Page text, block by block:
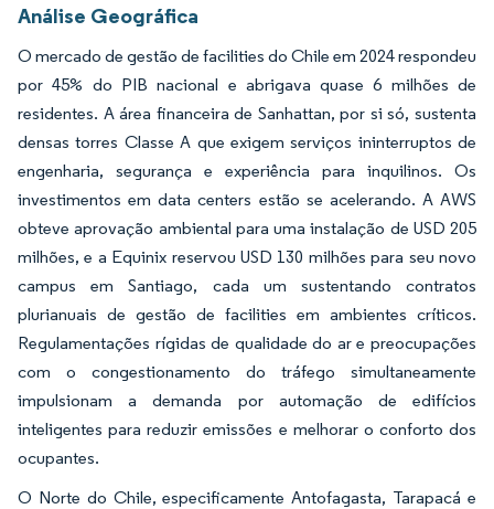
Análise Geográfica
O mercado de gestão de facilities do Chile em 2024 respondeu
por 45% do PIB nacional e abrigava quase 6 milhões de
residentes. A área financeira de Sanhattan, por si só, sustenta
densas torres Classe A que exigem serviços ininterruptos de
engenharia, segurança e experiência para inquilinos. Os
investimentos em data centers estão se acelerando. A AWS
obteve aprovação ambiental para uma instalação de USD 205
milhões, e a Equinix reservou USD 130 milhões para seu novo
campus em Santiago, cada um sustentando contratos
plurianuais de gestão de facilities em ambientes críticos.
Regulamentações rígidas de qualidade do ar e preocupações
com o congestionamento do tráfego simultaneamente
impulsionam a demanda por automação de edifícios
inteligentes para reduzir emissões e melhorar o conforto dos
ocupantes.
O Norte do Chile, especificamente Antofagasta, Tarapacá e